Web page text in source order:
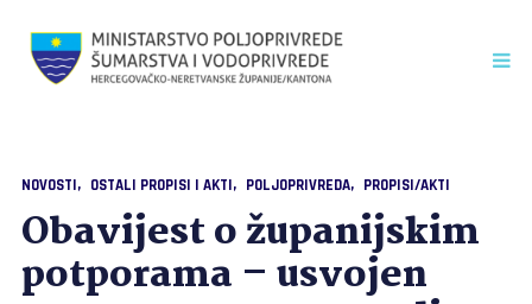
NOVOSTI OSTALI PROPISI I AKTI POLJOPRIVREDA PROPISI/AKTI
Obavijest o županijskim
potporama – usvojen